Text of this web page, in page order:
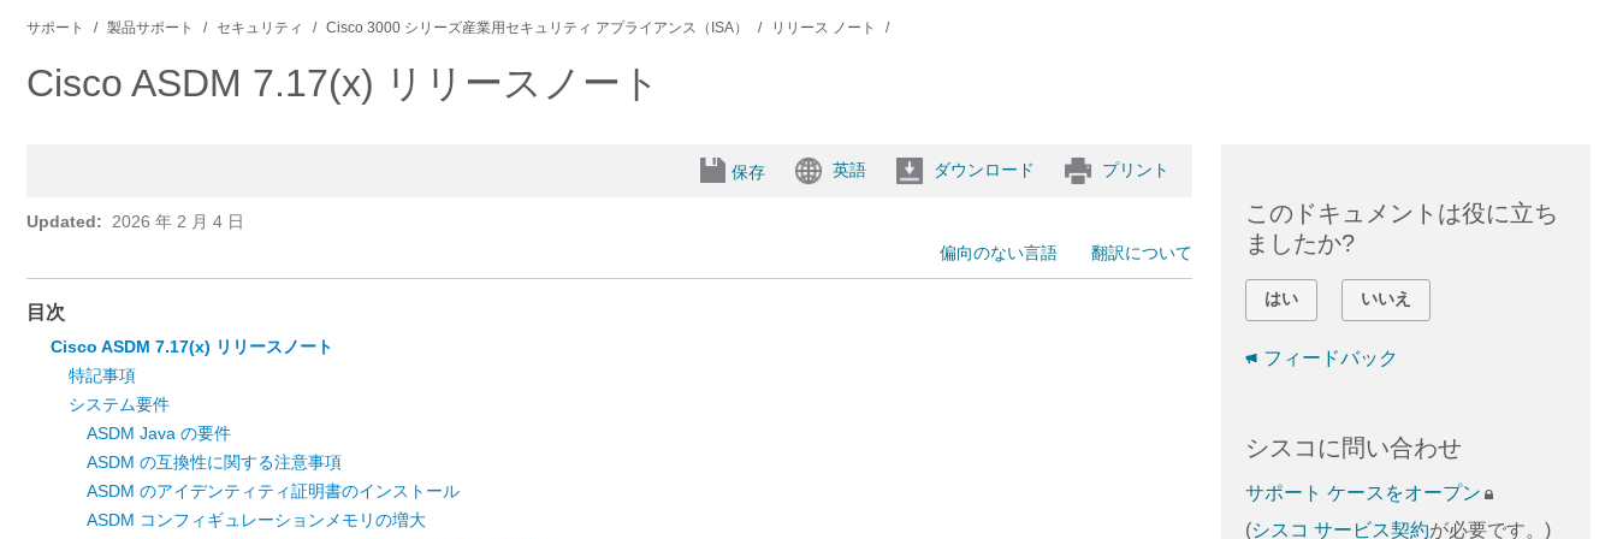
サポート 製品サポート セキュリティ Cisco 3000 シリーズ産業用セキュリティ アプライアンス（ISA） リリース ノート
Cisco ASDM 7.17(x) リリースノート
保存 英語 ダウンロード プリント
Updated:
2026 年 2 月 4 日
偏向のない言語
翻訳について
目次
Cisco ASDM 7.17(x) リリースノート
特記事項
システム要件
ASDM Java の要件
ASDM の互換性に関する注意事項
ASDM のアイデンティティ証明書のインストール
ASDM コンフィギュレーションメモリの増大
このドキュメントは役に立ち
ましたか?
はい いいえ
フィードバック
シスコに問い合わせ
サポート ケースをオープン
(シスコ サービス契約が必要です。)